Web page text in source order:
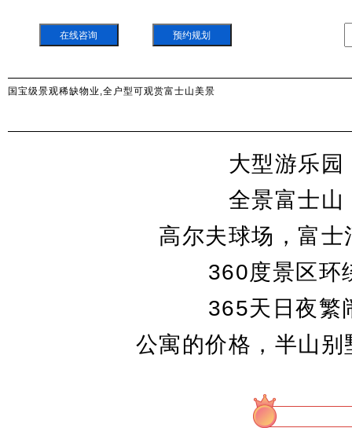
在线咨询 预约规划
国宝级景观稀缺物业,全户型可观赏富士山美景
大型游乐园
全景富士山
高尔夫球场，富士
360度景区环
365天日夜繁
公寓的价格，半山别